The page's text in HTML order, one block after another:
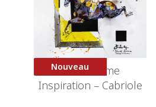
Nouveau
Black Frame
Inspiration – Cabriole